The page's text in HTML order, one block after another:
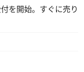
を開始。すぐに売り